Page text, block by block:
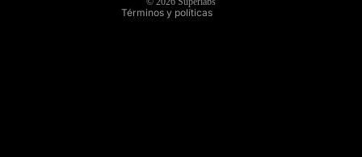
Términos y políticas